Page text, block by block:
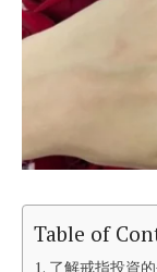
Table of
了解戒指投資